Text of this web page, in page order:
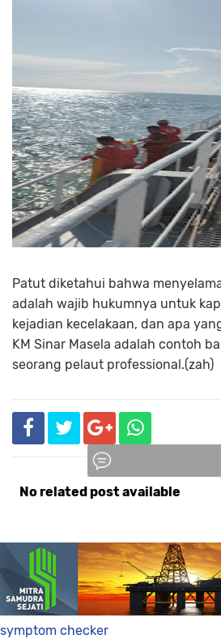
Patut diketahui bahwa
adalah wajib hukumnya untuk
kejadian kecelakaan, dan apa
KM Sinar Masela adalah contoh
seorang pelaut professional.(zah)
No related post available
symptom checker